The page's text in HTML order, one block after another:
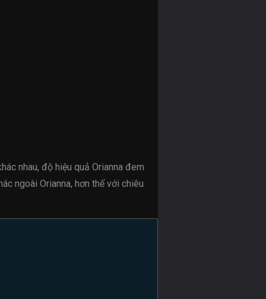
nhau, độ hiệu quả Orianna đem
ngoài Orianna, hơn thế với chiêu